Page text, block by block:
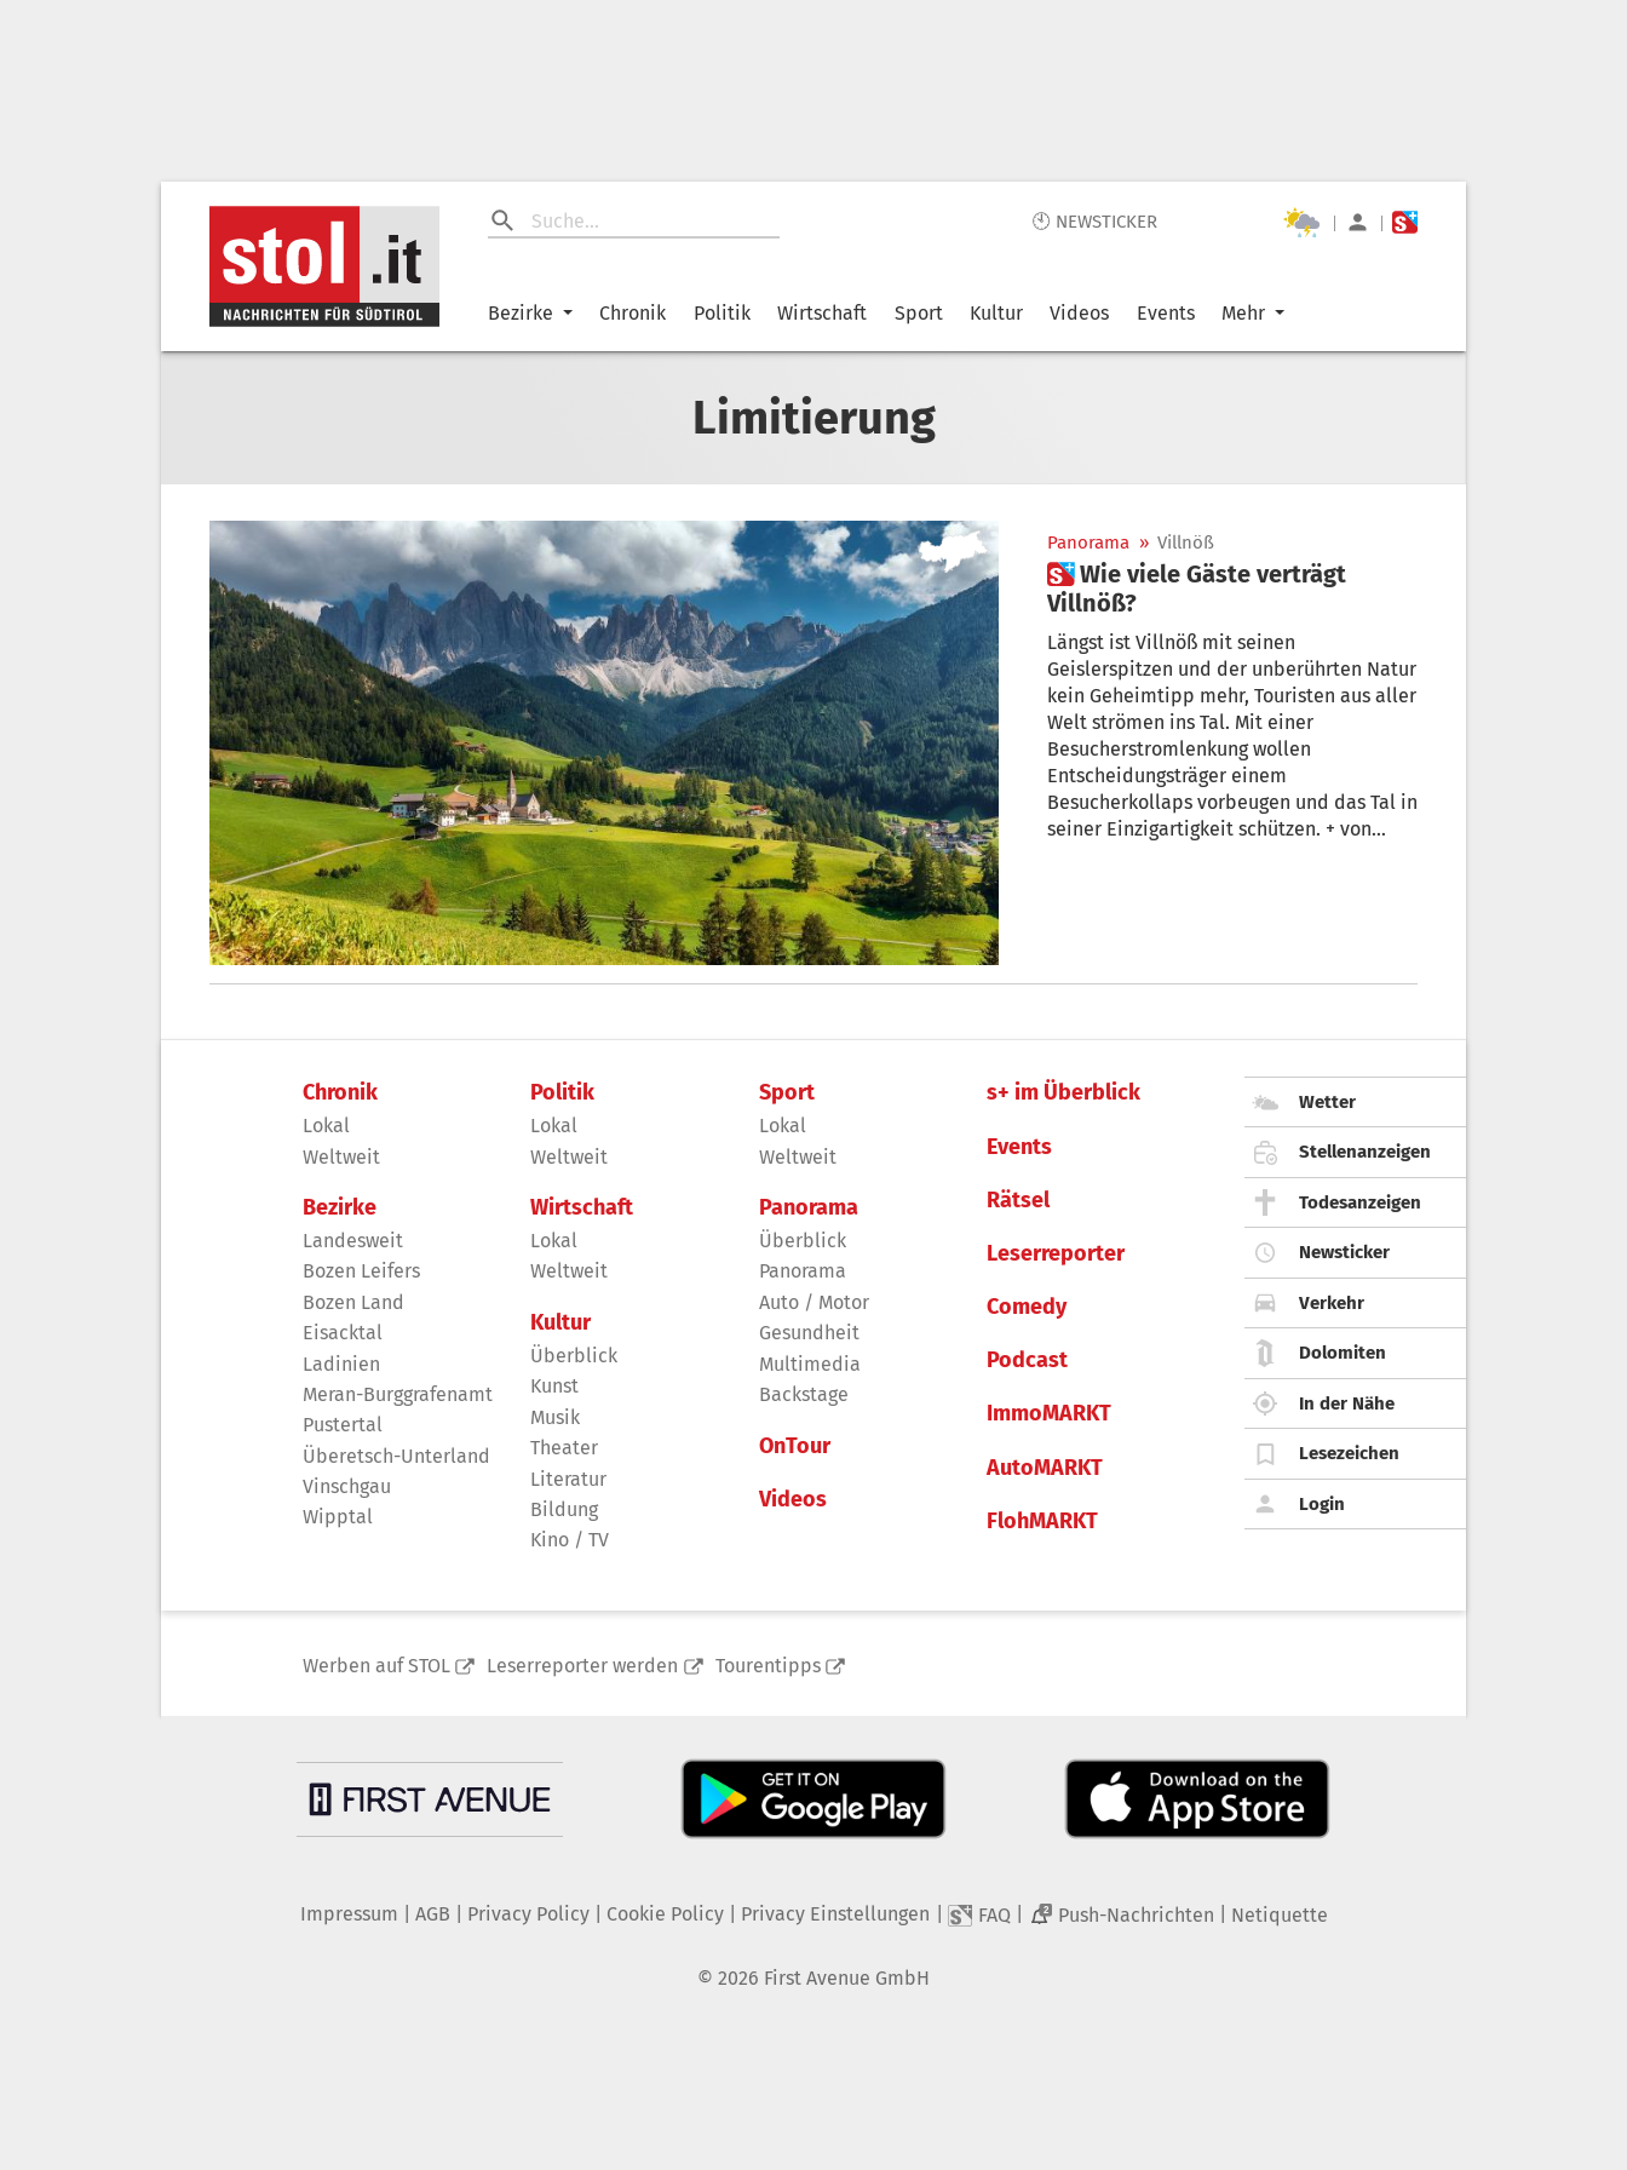
🕙 NEWSTICKER | |
Bezirke Chronik Politik Wirtschaft Sport Kultur Videos Events Mehr
Limitierung
Panorama » Villnöß
 Wie viele Gäste verträgt
Villnöß?
Längst ist Villnöß mit seinen
Geislerspitzen und der unberührten Natur
kein Geheimtipp mehr, Touristen aus aller
Welt strömen ins Tal. Mit einer
Besucherstromlenkung wollen
Entscheidungsträger einem
Besucherkollaps vorbeugen und das Tal in
seiner Einzigartigkeit schützen. + von
Chronik
Lokal
Weltweit
Bezirke
Landesweit
Bozen Leifers
Bozen Land
Eisacktal
Ladinien
Meran-Burggrafenamt
Pustertal
Überetsch-Unterland
Vinschgau
Wipptal
Politik
Lokal
Weltweit
Wirtschaft
Lokal
Weltweit
Kultur
Überblick
Kunst
Musik
Theater
Literatur
Bildung
Kino / TV
Sport
Lokal
Weltweit
Panorama
Überblick
Panorama
Auto / Motor
Gesundheit
Multimedia
Backstage
OnTour
Videos
s+ im Überblick
Events
Rätsel
Leserreporter
Comedy
Podcast
ImmoMARKT
AutoMARKT
FlohMARKT
Wetter
Stellenanzeigen
Todesanzeigen
Newsticker
Verkehr
Dolomiten
In der Nähe
Lesezeichen
Login
Werben auf STOL Leserreporter werden Tourentipps
Impressum AGB Privacy Policy| Cookie Policy| Privacy Einstellungen FAQ 2 Push-Nachrichten Netiquette
© 2026 First Avenue GmbH